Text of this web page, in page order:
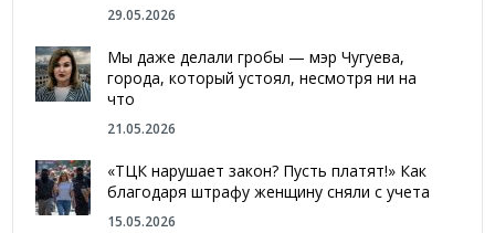
29.05.2026
Мы даже делали гробы — мэр Чугуева,
города, который устоял, несмотря ни на
что
21.05.2026
«ТЦК нарушает закон? Пусть платят!» Как
благодаря штрафу женщину сняли с учета
15.05.2026